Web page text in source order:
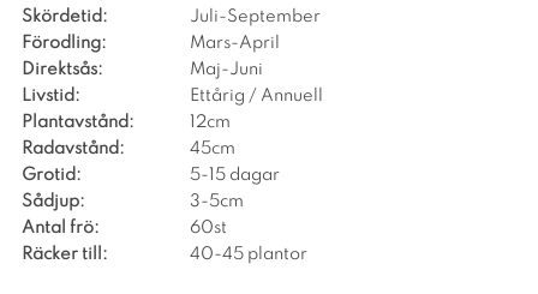
Skördetid:
Juli-September
Förodling:
Mars-April
Direktsås:
Maj-Juni
Livstid:
Ettårig / Annuell
Plantavstånd:
12cm
Radavstånd:
45cm
Grotid:
5-15 dagar
Sådjup:
3-5cm
Antal frö:
60st
Räcker till:
40-45 plantor